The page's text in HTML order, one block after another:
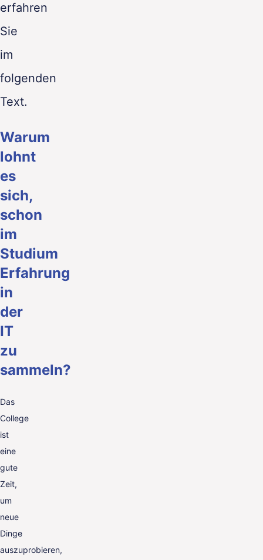
erfahren
Sie
im
folgenden
Text.
Warum
lohnt
es
sich,
schon
im
Studium
Erfahrung
in
der
IT
zu
sammeln?
Das
College
ist
eine
gute
Zeit,
um
neue
Dinge
auszuprobieren,